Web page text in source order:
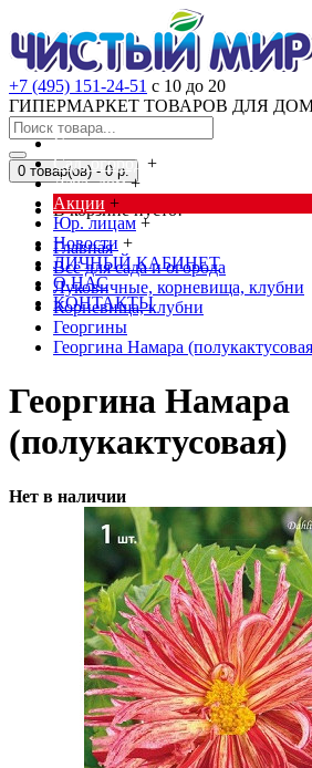
+7 (495) 151-24-51 с 10 до 20
ГИПЕРМАРКЕТ ТОВАРОВ ДЛЯ
Cредства от насекомых и грызунов
Сад, огород +
Дача, дом +
Акции +
Юр. лицам +
Новости +
ЛИЧНЫЙ КАБИНЕТ
О НАС
КОНТАКТЫ
0 товар(ов) - 0 р.
В корзине пусто!
Главная
Всё для сада и огорода
Луковичные, корневища, клубни
Корневища, клубни
Георгины
Георгина Намара
Георгина Намара
(полукактусовая)
Нет в наличии